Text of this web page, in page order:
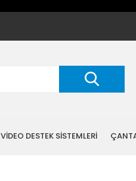
VİDEO DESTEK SİSTEMLERİ